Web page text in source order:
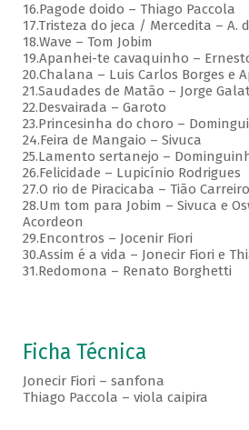
16.Pagode doido – Thiago Paccola
17.Tristeza do jeca / Mercedita – A.
18.Wave – Tom Jobim
19.Apanhei-te cavaquinho –
20.Chalana – Luis Carlos Borges e
21.Saudades de Matão – Jorge
22.Desvairada – Garoto
23.Princesinha do choro –
24.Feira de Mangaio – Sivuca
25.Lamento sertanejo –
26.Felicidade – Lupicínio Rodrigues
27.O rio de Piracicaba – Tião
28.Um tom para Jobim – Sivuca e
Acordeon
29.Encontros – Jocenir Fiori
30.Assim é a vida – Jonecir Fiori e
31.Redomona – Renato Borghetti
Ficha Técnica
Jonecir Fiori – sanfona
Thiago Paccola – viola caipira